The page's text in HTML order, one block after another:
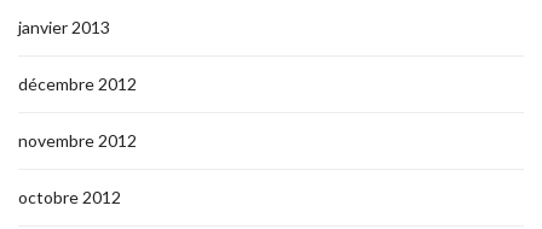
janvier 2013
décembre 2012
novembre 2012
octobre 2012